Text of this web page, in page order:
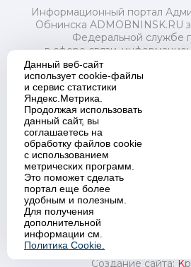
Информационный портал
Обнинска ADMOBNINSK.RU
Федеральной службе
в сфере связи,
и массовых коммуникаций
2018 года.
Свидетельство о
Учредитель: Администрация
распорядительный орган)
Обнинск". Главный
Адрес электронной
Телефон Редакции: +7
Настоящий ресурс
Политика в отношении
Создание сайта:K
Данный веб-сайт
использует cookie-файлы
и сервис статистики
Яндекс.Метрика.
Продолжая использовать
данный сайт, вы
соглашаетесь на
обработку файлов cookie
с использованием
метрических программ.
Это поможет сделать
портал еще более
удобным и полезным.
Для получения
дополнительной
информации см.
Политика Cookie.